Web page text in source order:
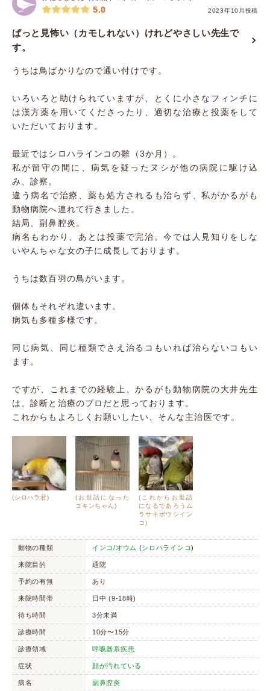
2023年10月投稿
5.0
ぱっと見怖い（カモしれない）けれどやさしい先生で
す。
うちは鳥ばかりなので通い付けです。
いろいろと助けられていますが、とくに小さなフィンチに
は漢方薬を用いてくださったり、適切な治療と投薬をして
いただいております。
最近ではシロハラインコの雛（3か月）。
私が留守の間に、病気を疑ったヌシが他の病院に駆け込
み、診察。
違う病名で治療、薬も処方されるも治らず、私がかるがも
動物病院へ連れて行きました。
結局、副鼻腔炎。
病名もわかり、あとは投薬で完治。今では人見知りをしな
いやんちゃな女の子に成長しております。
うちは数百羽の鳥がいます。
個体もそれぞれ違います。
病気も多種多様です。
同じ病気、同じ種類でさえ治るコもいれば治らないコもい
ます。
ですが、これまでの経験上、かるがも動物病院の大井先生
は、診断と治療のプロだと思っております。
これからもよろしくお願いしたい、そんな主治医です。
(シロハラ君)
(お世話になった
コキンちゃん)
(これからお世話
になるであろうム
ラサキボウシイン
コ)
動物の種類 インコ/オウム (シロハラインコ)
来院目的 通院
予約の有無 あり
来院時間帯 日中 (9-18時)
待ち時間 3分未満
診療時間 10分〜15分
診療領域 呼吸器系疾患
症状 顔が汚れている
病名 副鼻腔炎